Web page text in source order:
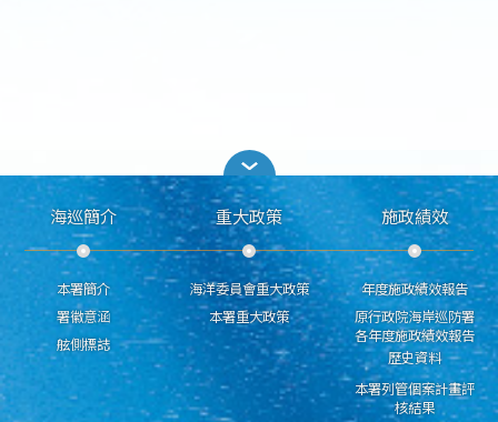
海巡簡介
本署簡介
署徽意涵
舷側標誌
重大政策
海洋委員會重大政策
本署重大政策
施政績效
年度施政績效報告
原行政院海岸巡防署
各年度施政績效報告
歷史資料
本署列管個案計畫評
核結果